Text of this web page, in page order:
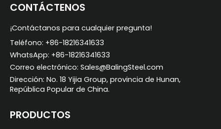
CONTÁCTENOS
¡Contáctanos para cualquier pregunta!
Teléfono: +86-18216341633
WhatsApp: +86-18216341633
Correo electrónico: Sales@BalingSteel.com
Dirección: No. 18 Yijia Group, provincia de Hunan,
República Popular de China.
PRODUCTOS